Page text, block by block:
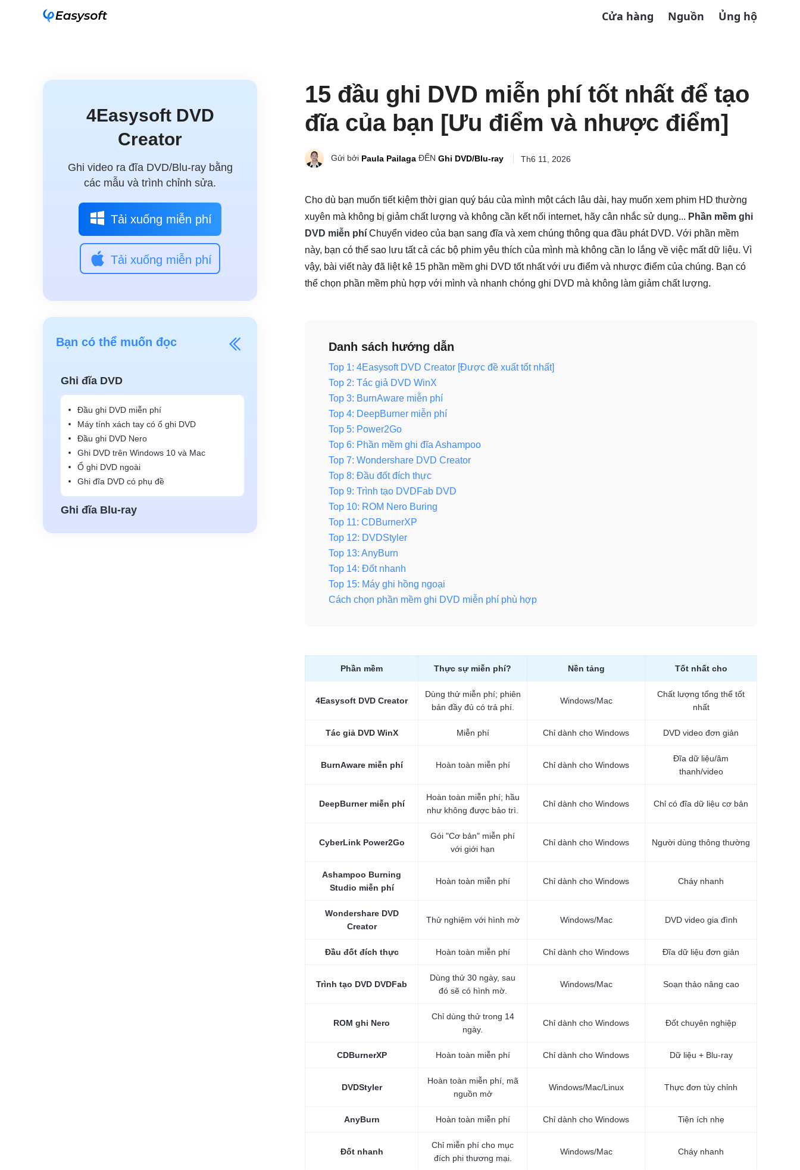
Cửa hàng Nguồn Ủng hộ
4Easysoft DVD
Creator
Ghi video ra đĩa DVD/Blu-ray bằng
các mẫu và trình chỉnh sửa.
Tải xuống miễn phí
Tải xuống miễn phí
Bạn có thể muốn đọc
Ghi đĩa DVD
Đầu ghi DVD miễn phí
Máy tính xách tay có ổ ghi DVD
Đầu ghi DVD Nero
Ghi DVD trên Windows 10 và Mac
Ổ ghi DVD ngoài
Ghi đĩa DVD có phụ đề
Ghi đĩa Blu-ray
15 đầu ghi DVD miễn phí tốt nhất để tạo
đĩa của bạn [Ưu điểm và nhược điểm]
Gửi bởi Paula Pailaga ĐẾN Ghi DVD/Blu-ray Th6 11, 2026
Cho dù bạn muốn tiết kiệm thời gian quý báu của mình một cách lâu dài, hay muốn xem phim HD thường
xuyên mà không bị giảm chất lượng và không cần kết nối internet, hãy cân nhắc sử dụng... Phần mềm ghi
DVD miễn phí Chuyển video của bạn sang đĩa và xem chúng thông qua đầu phát DVD. Với phần mềm
này, bạn có thể sao lưu tất cả các bộ phim yêu thích của mình mà không cần lo lắng về việc mất dữ liệu. Vì
vậy, bài viết này đã liệt kê 15 phần mềm ghi DVD tốt nhất với ưu điểm và nhược điểm của chúng. Bạn có
thể chọn phần mềm phù hợp với mình và nhanh chóng ghi DVD mà không làm giảm chất lượng.
Danh sách hướng dẫn
Top 1: 4Easysoft DVD Creator [Được đề xuất tốt nhất]
Top 2: Tác giả DVD WinX
Top 3: BurnAware miễn phí
Top 4: DeepBurner miễn phí
Top 5: Power2Go
Top 6: Phần mềm ghi đĩa Ashampoo
Top 7: Wondershare DVD Creator
Top 8: Đầu đốt đích thực
Top 9: Trình tạo DVDFab DVD
Top 10: ROM Nero Buring
Top 11: CDBurnerXP
Top 12: DVDStyler
Top 13: AnyBurn
Top 14: Đốt nhanh
Top 15: Máy ghi hồng ngoại
Cách chọn phần mềm ghi DVD miễn phí phù hợp
Phần mềm Thực sự miễn phí? Nền tảng Tốt nhất cho
4Easysoft DVD Creator
Dùng thử miễn phí; phiên
bản đầy đủ có trả phí.
Windows/Mac
Chất lượng tổng thể tốt
nhất
Tác giả DVD WinX Miễn phí Chỉ dành cho Windows DVD video đơn giản
BurnAware miễn phí Hoàn toàn miễn phí Chỉ dành cho Windows
Đĩa dữ liệu/âm
thanh/video
DeepBurner miễn phí
Hoàn toàn miễn phí; hầu
như không được bảo trì.
Chỉ dành cho Windows Chỉ có đĩa dữ liệu cơ bản
CyberLink Power2Go
Gói "Cơ bản" miễn phí
với giới hạn
Chỉ dành cho Windows Người dùng thông thường
Ashampoo Burning
Studio miễn phí
Hoàn toàn miễn phí Chỉ dành cho Windows Cháy nhanh
Wondershare DVD
Creator
Thử nghiệm với hình mờ Windows/Mac DVD video gia đình
Đầu đốt đích thực Hoàn toàn miễn phí Chỉ dành cho Windows Đĩa dữ liệu đơn giản
Trình tạo DVD DVDFab
Dùng thử 30 ngày, sau
đó sẽ có hình mờ.
Windows/Mac Soạn thảo nâng cao
ROM ghi Nero
Chỉ dùng thử trong 14
ngày.
Chỉ dành cho Windows Đốt chuyên nghiệp
CDBurnerXP Hoàn toàn miễn phí Chỉ dành cho Windows Dữ liệu + Blu-ray
DVDStyler
Hoàn toàn miễn phí, mã
nguồn mở
Windows/Mac/Linux Thực đơn tùy chỉnh
AnyBurn Hoàn toàn miễn phí Chỉ dành cho Windows Tiện ích nhẹ
Đốt nhanh
Chỉ miễn phí cho mục
đích phi thương mại.
Windows/Mac Cháy nhanh